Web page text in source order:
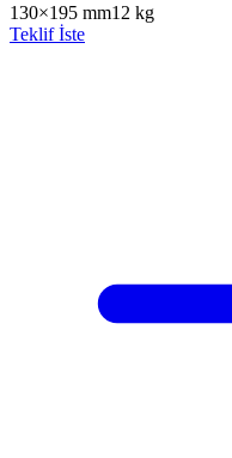
130×195 mm12 kg
Teklif İste